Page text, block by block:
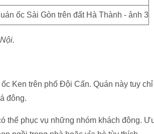
Ken trên phố Đội Cấn. Quán này tuy
đông.
thể phục vụ những nhóm khách đông.